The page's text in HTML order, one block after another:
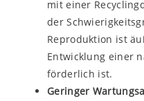
mit einer
der
Reproduktion ist
Entwicklung einer
förderlich ist.
Geringer